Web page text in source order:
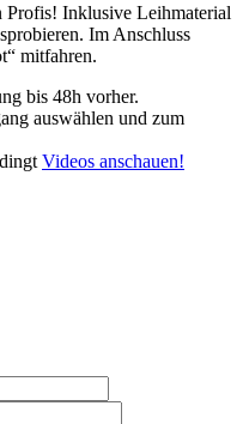
Profis! Inklusive Leihmaterial
Im Anschluss
mitfahren.
bis 48h vorher.
auswählen und zum
Videos anschauen!